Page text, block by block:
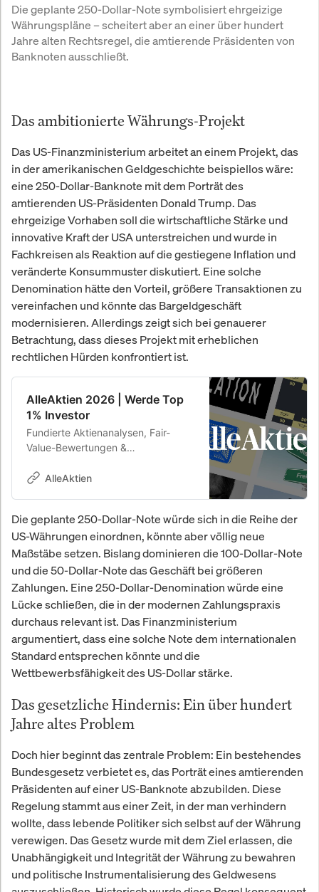
Die geplante 250-Dollar-Note symbolisiert ehrgeizige
Währungspläne – scheitert aber an einer über hundert
Jahre alten Rechtsregel, die amtierende Präsidenten von
Banknoten ausschließt.
Das ambitionierte Währungs-Projekt
Das US-Finanzministerium arbeitet an einem Projekt, das
in der amerikanischen Geldgeschichte beispiellos wäre:
eine 250-Dollar-Banknote mit dem Porträt des
amtierenden US-Präsidenten Donald Trump. Das
ehrgeizige Vorhaben soll die wirtschaftliche Stärke und
innovative Kraft der USA unterstreichen und wurde in
Fachkreisen als Reaktion auf die gestiegene Inflation und
veränderte Konsummuster diskutiert. Eine solche
Denomination hätte den Vorteil, größere Transaktionen zu
vereinfachen und könnte das Bargeldgeschäft
modernisieren. Allerdings zeigt sich bei genauerer
Betrachtung, dass dieses Projekt mit erheblichen
rechtlichen Hürden konfrontiert ist.
AlleAktien 2026 | Werde Top
1% Investor
Fundierte Aktienanalysen, Fair-
Value-Bewertungen &
p.a. seit 2010.
AlleAktien
Die geplante 250-Dollar-Note würde sich in die Reihe der
US-Währungen einordnen, könnte aber völlig neue
Maßstäbe setzen. Bislang dominieren die 100-Dollar-Note
und die 50-Dollar-Note das Geschäft bei größeren
Zahlungen. Eine 250-Dollar-Denomination würde eine
Lücke schließen, die in der modernen Zahlungspraxis
durchaus relevant ist. Das Finanzministerium
argumentiert, dass eine solche Note dem internationalen
Standard entsprechen könnte und die
Wettbewerbsfähigkeit des US-Dollar stärke.
Das gesetzliche Hindernis: Ein über hundert
Jahre altes Problem
Doch hier beginnt das zentrale Problem: Ein bestehendes
Bundesgesetz verbietet es, das Porträt eines amtierenden
Präsidenten auf einer US-Banknote abzubilden. Diese
Regelung stammt aus einer Zeit, in der man verhindern
wollte, dass lebende Politiker sich selbst auf der Währung
verewigen. Das Gesetz wurde mit dem Ziel erlassen, die
Unabhängigkeit und Integrität der Währung zu bewahren
und politische Instrumentalisierung des Geldwesens